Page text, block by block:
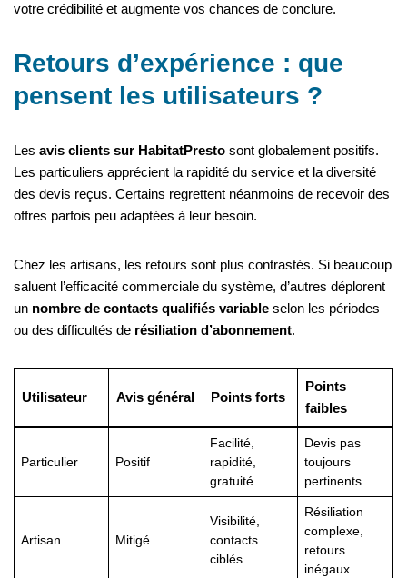
votre crédibilité et augmente vos chances de conclure.
Retours d’expérience : que
pensent les utilisateurs ?
Les avis clients sur HabitatPresto sont globalement positifs.
Les particuliers apprécient la rapidité du service et la diversité
des devis reçus. Certains regrettent néanmoins de recevoir des
offres parfois peu adaptées à leur besoin.
Chez les artisans, les retours sont plus contrastés. Si beaucoup
saluent l’efficacité commerciale du système, d’autres déplorent
un nombre de contacts qualifiés variable selon les périodes
ou des difficultés de résiliation d’abonnement.
Utilisateur Avis général Points forts
Points
faibles
Particulier Positif
Facilité,
rapidité,
gratuité
Devis pas
toujours
pertinents
Artisan Mitigé
Visibilité,
contacts
ciblés
Résiliation
complexe,
retours
inégaux